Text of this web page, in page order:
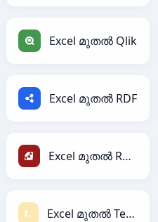
Excel മുതൽ Qlik
Excel മുതൽ RDF
Excel മുതൽ Ruby
Excel മുതൽ Textile